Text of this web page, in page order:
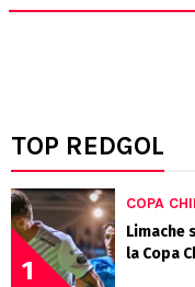
TOP REDGOL
1
COPA
Limache
la Copa